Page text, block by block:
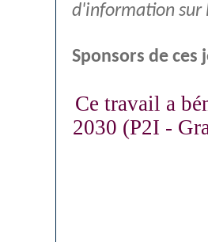
d'information sur
Sponsors de ces
Ce travail a
2030 (P2I -